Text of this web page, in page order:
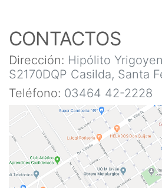
CONTACTOS
Dirección: Hipólito
S2170DQP Casilda, Santa
Teléfono: 03464 42-2228